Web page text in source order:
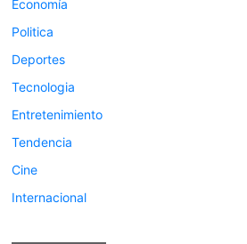
Economía
Politica
Deportes
Tecnologia
Entretenimiento
Tendencia
Cine
Internacional